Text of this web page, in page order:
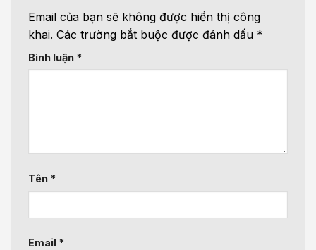
Email của bạn sẽ không được hiển thị công
khai. Các trường bắt buộc được đánh dấu *
Bình luận *
Tên *
Email *